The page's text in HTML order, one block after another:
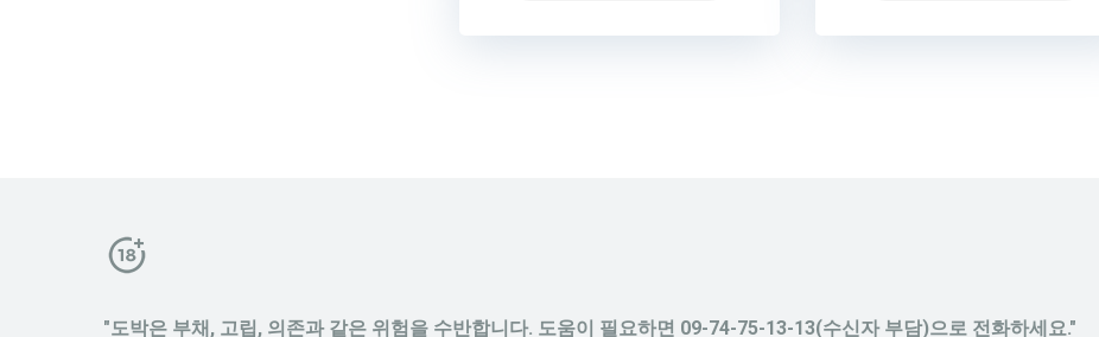
"도박은 부채, 고립, 의존과 같은 위험을 수반합니다. 도움이 필요하면 09-74-75-13-13(수신자 부담)으로 전화하세요."